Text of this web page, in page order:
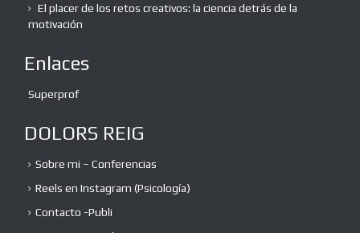
El placer de los retos creativos: la ciencia detrás de la
motivación
Enlaces
Superprof
DOLORS REIG
Sobre mi – Conferencias
Reels en Instagram (Psicología)
Contacto -Publi